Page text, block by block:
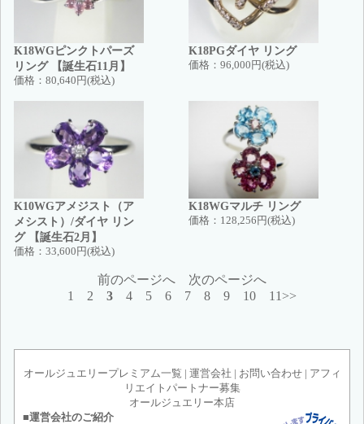
K18WGピンクトパーズ
リング 【誕生石11月】
価格： 80,640円(税込)
K18PGダイヤ リング
価格： 96,000円(税込)
K10WGアメジスト（ア
メシスト）/ダイヤ リン
グ 【誕生石2月】
価格： 33,600円(税込)
K18WGマルチ リング
価格： 128,256円(税込)
前のページへ
次のページへ
1
2 3 4 5 6 7 8 9 10 11>>
オールジュエリープレミアム一覧 | 運営会社 | お問い合わせ| アフィ
リエイトパートナー募集
オールジュエリー本店
■運営会社のご紹介